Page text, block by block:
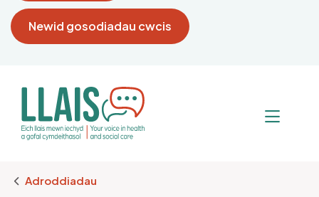
Newid gosodiadau cwcis
Breadcrumb
Adroddiadau